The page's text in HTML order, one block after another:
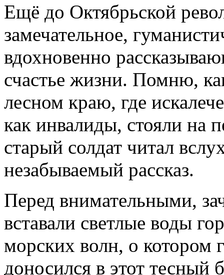
Ещё до Октябрьской
замечательное,
вдохновенно
счастье жизни. Помню,
лесном краю, где
как инвалиды, стояли на
старый солдат читал
незабываемый рассказ.
Перед внимательными,
вставали светлые воды
морских волн, о котором
доносился в этот тесный